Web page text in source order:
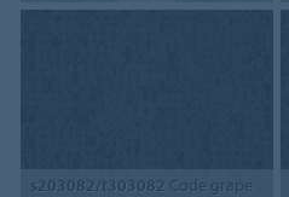
s203082/t303082 Code grape